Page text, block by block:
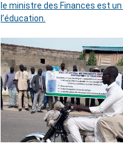
le ministre des Finances est
l’éducation.